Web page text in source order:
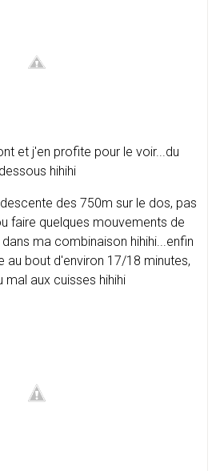
et j'en profite pour le voir...du
dessous hihihi
des 750m sur le dos, pas
faire quelques mouvements de
ma combinaison hihihi...enfin
au bout d'environ 17/18 minutes,
mal aux cuisses hihihi